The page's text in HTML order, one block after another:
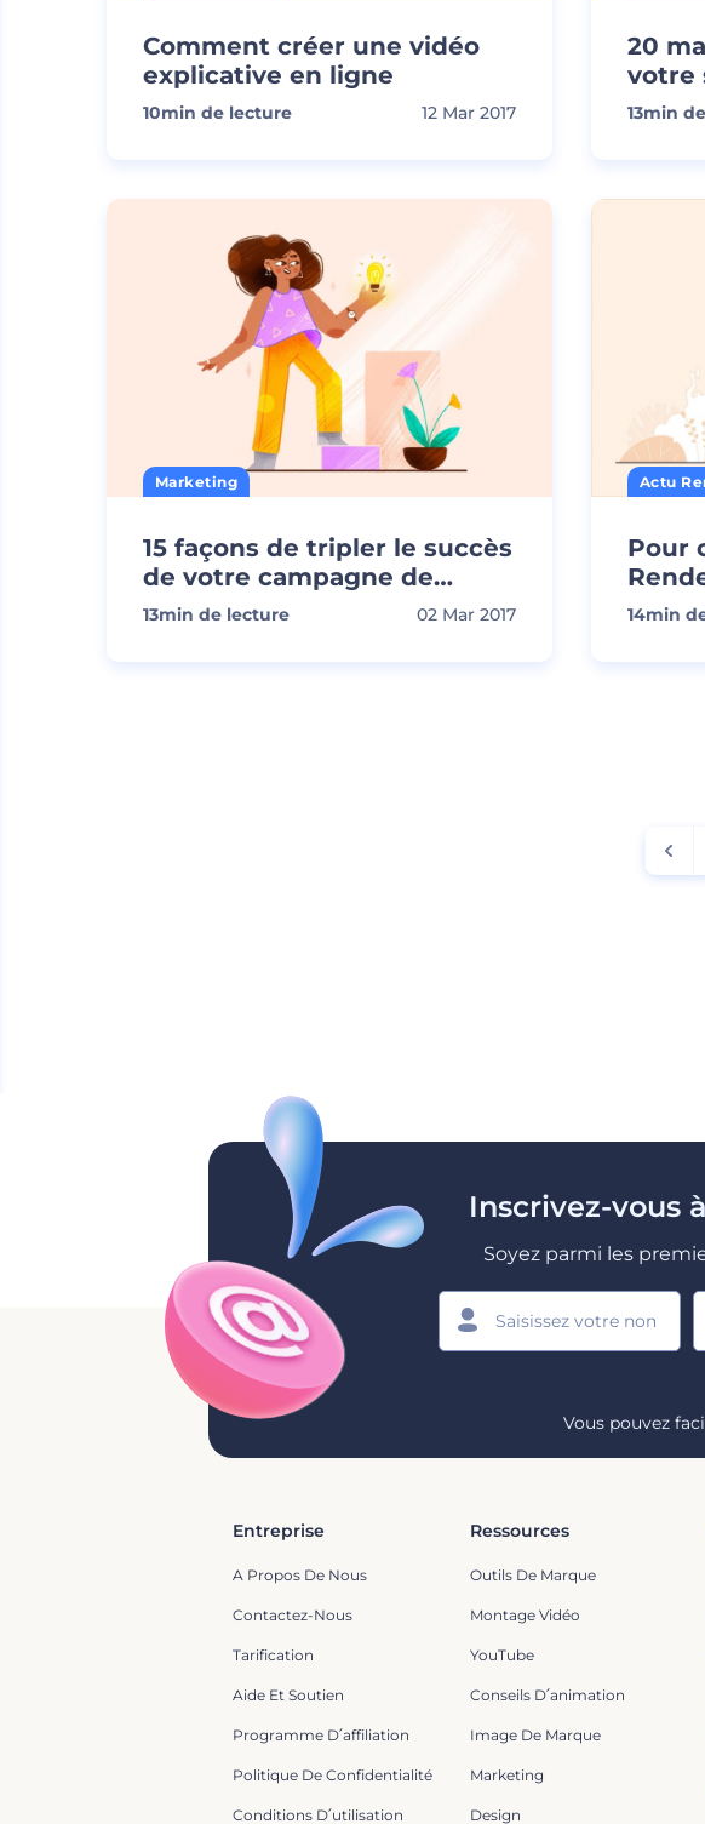
Comment créer une vidéo
explicative en ligne
10min de lecture 12 Mar 2017
20
votre
13min
Marketing
15 façons de tripler le succès
de votre campagne de
marketing vidéo
13min de lecture 02 Mar 2017
Pour
14min
Inscrivez-vous
Soyez parmi les
Vous pouvez
Entreprise
A Propos De Nous
Contactez-Nous
Tarification
Aide Et Soutien
Programme D՛affiliation
Politique De Confidentialité
Conditions D՛utilisation
Ressources
Outils De Marque
Montage Vidéo
YouTube
Conseils D՛animation
Image De Marque
Marketing
Design